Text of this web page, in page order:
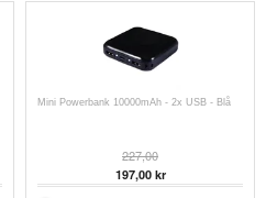
Mini Powerbank 10000mAh - 2x USB - Blå
227,00
197,00kr